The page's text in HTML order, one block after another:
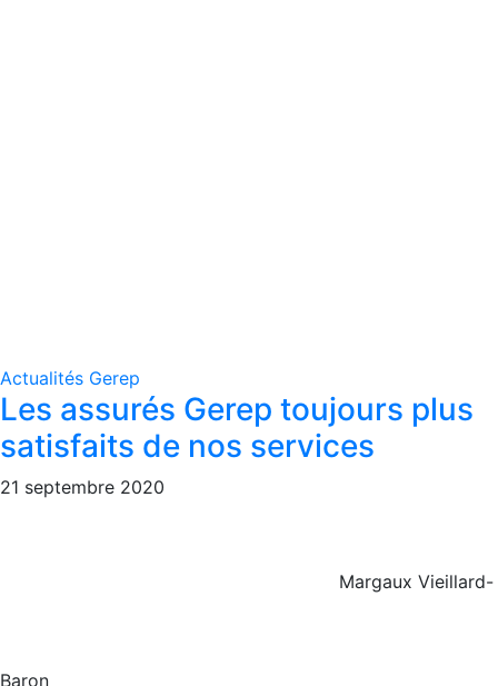
Actualités Gerep
Les assurés Gerep toujours plus
satisfaits de nos services
21 septembre 2020
Margaux Vieillard-
Baron